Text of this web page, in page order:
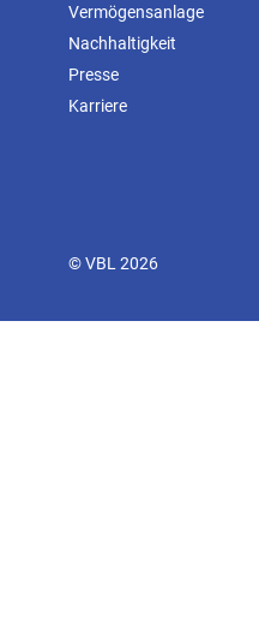
Vermögensanlage
Nachhaltigkeit
Presse
Karriere
© VBL 2026